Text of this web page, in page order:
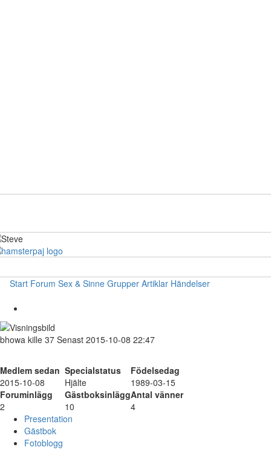
Start Forum Sex & Sinne Grupper Artiklar Händelser
bhowa kille 37 Senast 2015-10-08 22:47
Medlem sedan Specialstatus
Födelsedag
2015-10-08
Hjälte
1989-03-15
Foruminlägg
GästboksinläggAntal vänner
2
10
4
Presentation
Gästbok
Fotoblogg